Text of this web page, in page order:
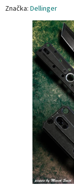
Značka: Dellinger